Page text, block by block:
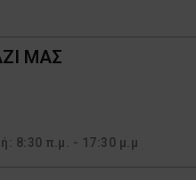
ΜΑΣ
8:30 π.μ. - 17:30 μ.μ